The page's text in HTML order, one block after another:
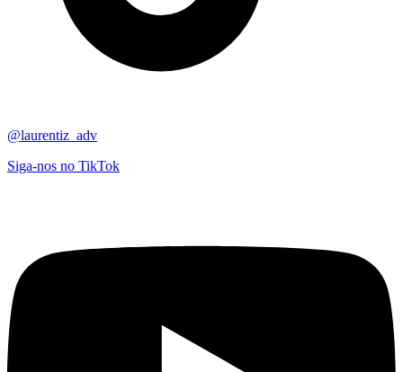
@laurentiz_adv
Siga-nos no TikTok